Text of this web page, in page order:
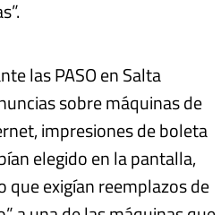
las PASO en Salta
sobre máquinas de
impresiones de boleta
elegido en la pantalla,
exigían reemplazos de